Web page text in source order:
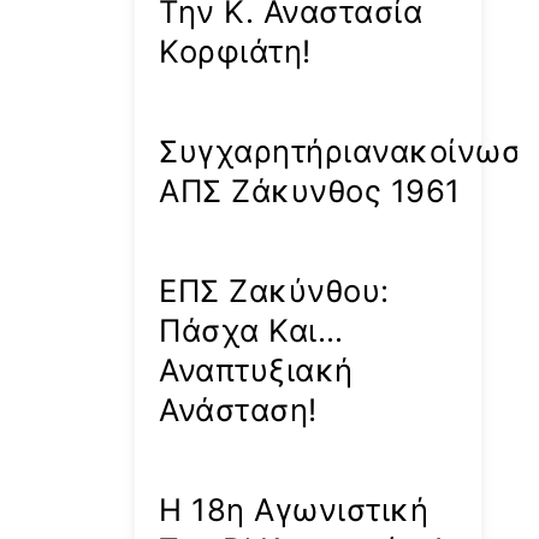
Την Κ. Αναστασία
Κορφιάτη!
Συγχαρητήριανακοίνωση
ΑΠΣ Ζάκυνθος 1961
ΕΠΣ Ζακύνθου:
Πάσχα Και…
Αναπτυξιακή
Ανάσταση!
Η 18η Αγωνιστική